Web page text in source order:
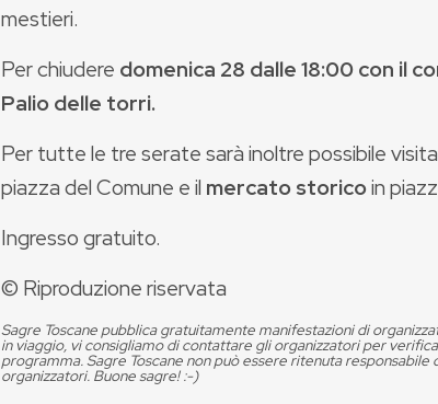
mestieri.
Per chiudere domenica 28 dalle 18:00 con il
Palio delle torri.
Per tutte le tre serate sarà inoltre possibile
piazza del Comune e il mercato storicoin
Ingresso gratuito.
© Riproduzione riservata
Sagre Toscane pubblica gratuitamente manifestazioni di
in viaggio, vi consigliamo di contattare gli organizzatori per
programma. Sagre Toscane non può essere ritenuta
organizzatori. Buone sagre! :-)